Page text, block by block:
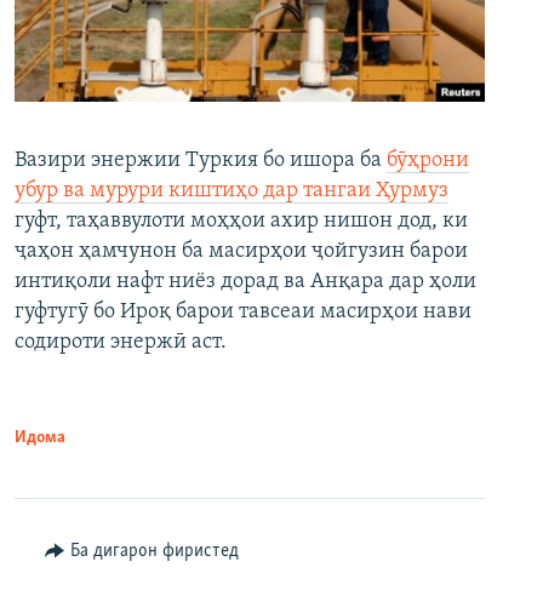
Вазири энержии Туркия бо ишора ба бӯҳрони
убур ва мурури киштиҳо дар тангаи Ҳурмуз
гуфт, таҳаввулоти моҳҳои ахир нишон дод, ки
ҷаҳон ҳамчунон ба масирҳои ҷойгузин барои
интиқоли нафт ниёз дорад ва Анқара дар ҳоли
гуфтугӯ бо Ироқ барои тавсеаи масирҳои нави
содироти энержӣ аст.
Идома
Ба дигарон фиристед